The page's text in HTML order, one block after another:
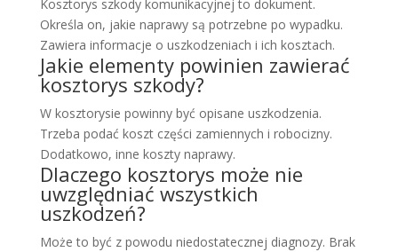
Kosztorys szkody komunikacyjnej to dokument.
Określa on, jakie naprawy są potrzebne po wypadku.
Zawiera informacje o uszkodzeniach i ich kosztach.
Jakie elementy powinien zawierać
kosztorys szkody?
W kosztorysie powinny być opisane uszkodzenia.
Trzeba podać koszt części zamiennych i robocizny.
Dodatkowo, inne koszty naprawy.
Dlaczego kosztorys może nie
uwzględniać wszystkich
uszkodzeń?
Może to być z powodu niedostatecznej diagnozy. Brak